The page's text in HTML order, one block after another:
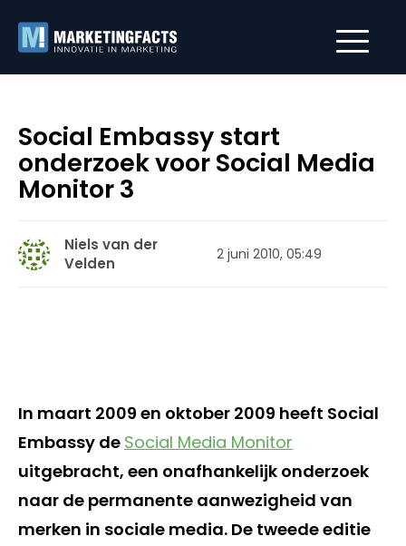
Social Embassy start
onderzoek voor Social Media
Monitor 3
Niels van der
Velden
2 juni 2010, 05:49
In maart 2009 en oktober 2009 heeft Social
Embassy de Social Media Monitor
uitgebracht, een onafhankelijk onderzoek
naar de permanente aanwezigheid van
merken in sociale media. De tweede editie